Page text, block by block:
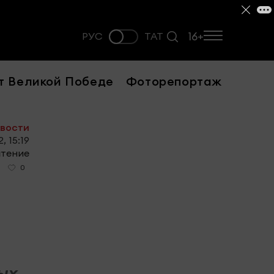
РУС ТАТ 16+
Великой Победе Фоторепортаж
15:19
0